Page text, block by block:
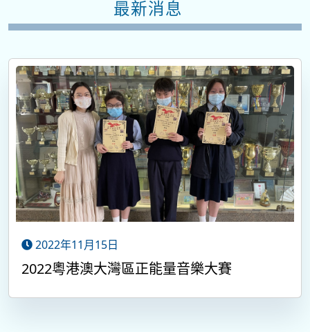
最新消息
2022年11月15日
2022粵港澳大灣區正能量音樂大賽